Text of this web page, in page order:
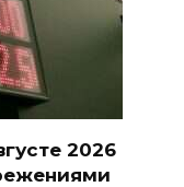
2026